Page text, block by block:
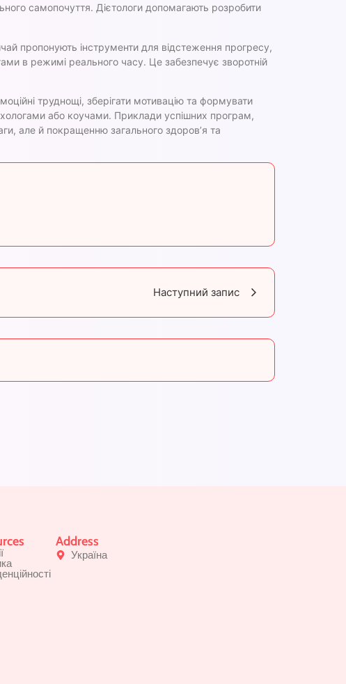
самопочуття. Дієтологи допомагають розробити
пропонують інструменти для відстеження прогресу,
в режимі реального часу. Це забезпечує зворотній
труднощі, зберігати мотивацію та формувати
або коучами. Приклади успішних програм,
але й покращенню загального здоров’я та
Наступний запис
Address
Україна